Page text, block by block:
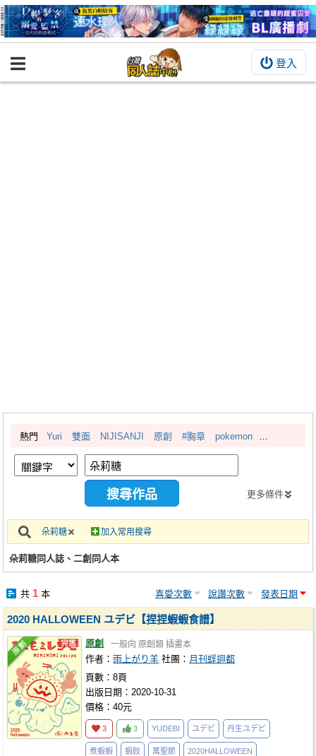
登入
BOOKY書集倉庫
繪圖藝廊
交流中心
攤位轉讓區
會員中心
註冊會員
熱門 Yuri 雙面 NIJISANJI 原創 #胸章 pokemon
更多條件
朵莉糖 加入常用搜尋
朵莉糖同人誌、二創同人本
共 1本 喜愛次數 說讚次數 發表日期
2020 HALLOWEEN ユデビ【捏捏蝦蝦食譜】
原創 一般向 原創類 插畫本
作者：雨上がり羊 社團： 月刊蜉迴都
頁數：8頁
出版日期：2020-10-31
價格：40元
3 3 YUDEBI ユデビ 丹生ユデビ
煮蝦蝦 蝦餃 萬聖節 2020HALLOWEEN